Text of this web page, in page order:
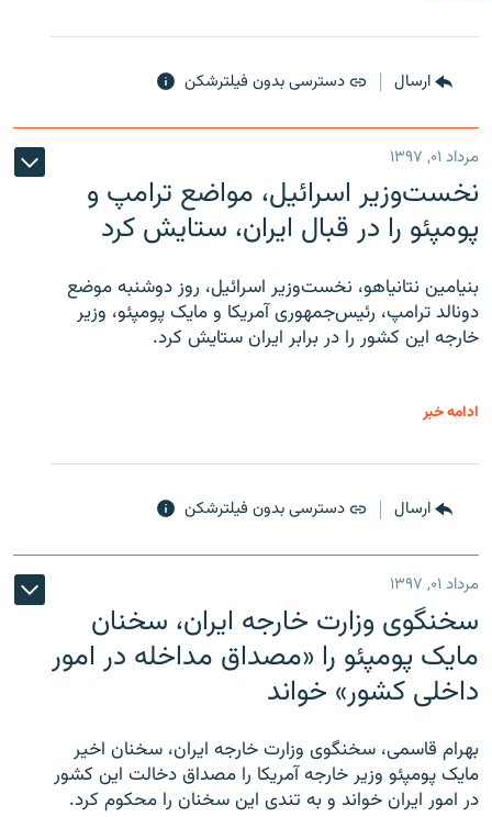
ارسال دسترسی بدون فیلترشکن
مرداد ۰۱, ۱۳۹۷
نخست‌وزیر اسرائیل، مواضع ترامپ و
پومپئو را در قبال ایران، ستایش کرد
بنیامین نتانیاهو، نخست‌وزیر اسرائیل، روز دوشنبه موضع
دونالد ترامپ، رئیس‌جمهوری آمریکا و مایک پومپئو، وزیر
خارجه این کشور را در برابر ایران ستایش کرد.
ادامه خبر
ارسال دسترسی بدون فیلترشکن
مرداد ۰۱, ۱۳۹۷
سخنگوی وزارت خارجه ایران، سخنان
مایک پومپئو را «مصداق مداخله در امور
داخلی کشور» خواند
بهرام قاسمی، سخنگوی وزارت خارجه ایران، سخنان اخیر
مایک پومپئو وزیر خارجه آمریکا را مصداق دخالت این کشور
در امور ایران خواند و به تندی این سخنان را محکوم کرد.